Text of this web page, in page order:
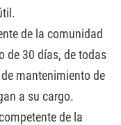
de la comunidad
de 30 días, de todas
mantenimiento de
a su cargo.
de la